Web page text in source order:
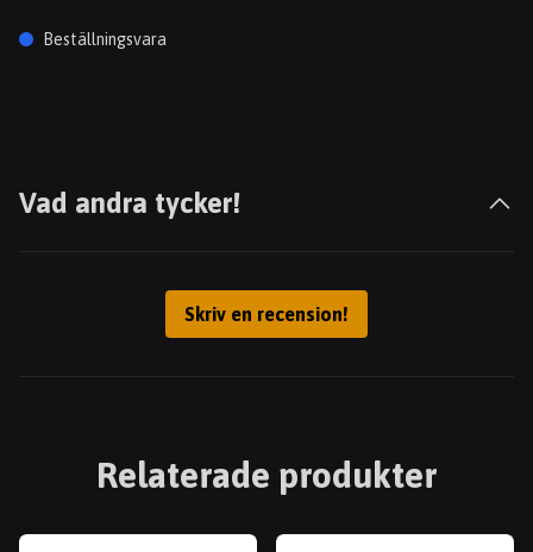
Beställningsvara
Vad andra tycker!
Skriv en recension!
Relaterade produkter